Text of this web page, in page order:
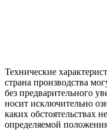
Технические
страна производства
без предварительного
носит исключительно
каких обстоятельствах
определяемой